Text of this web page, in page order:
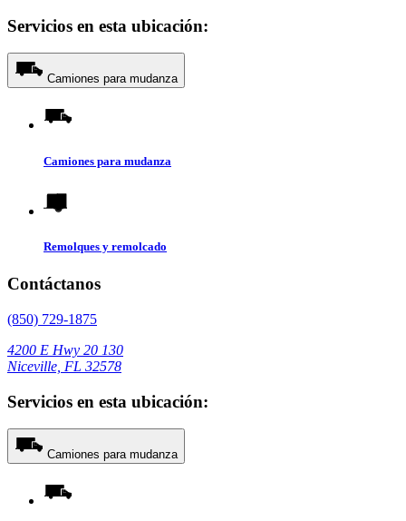
Servicios en esta ubicación:
Camiones para mudanza
Camiones para mudanza
Remolques y remolcado
Contáctanos
(850) 729-1875
4200 E Hwy 20 130
Niceville, FL 32578
Servicios en esta ubicación:
Camiones para mudanza